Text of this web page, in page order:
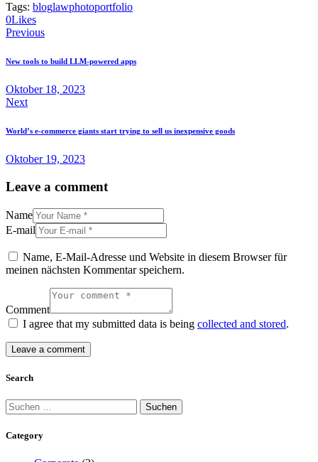
Tags: bloglawphotoportfolio
0Likes
Beitragsnavigation
Previous
New tools to build LLM-powered apps
Oktober 18, 2023
Next
World’s e-commerce giants start trying to sell us inexpensive goods
Oktober 19, 2023
Leave a comment
Name
E-mail
Name, E-Mail-Adresse und Website in diesem Browser für
meinen nächsten Kommentar speichern.
Comment
I agree that my submitted data is being collected and stored.
Search
Suchen
nach:
Category